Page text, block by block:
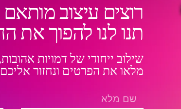
רוצים עיצוב
תנו לנו להפוך את
שילוב ייחודי של דמויות
מלאו את הפרטים ונחזור